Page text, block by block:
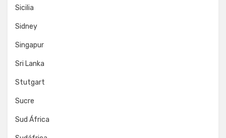
Sicilia
Sidney
Singapur
Sri Lanka
Stutgart
Sucre
Sud África